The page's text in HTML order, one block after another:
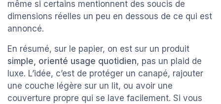
même si certains mentionnent des soucis de
dimensions réelles un peu en dessous de ce qui est
annoncé.
En résumé, sur le papier, on est sur un produit
simple, orienté usage quotidien, pas un plaid de
luxe. L’idée, c’est de protéger un canapé, rajouter
une couche légère sur un lit, ou avoir une
couverture propre qui se lave facilement. Si vous